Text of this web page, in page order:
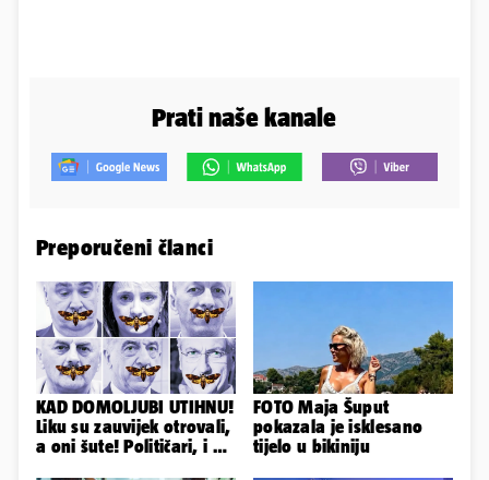
Prati naše kanale
Preporučeni članci
KAD DOMOLJUBI UTIHNU!
Liku su zauvijek otrovali,
a oni šute! Političari, i vi
FOTO Maja Šuput
pokazala je isklesano
tijelo u bikiniju